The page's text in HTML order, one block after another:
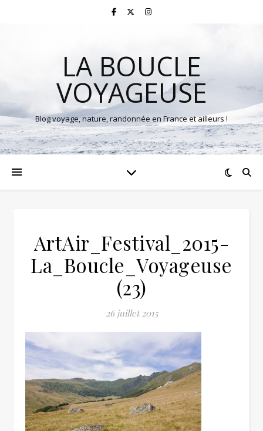
LA BOUCLE
VOYAGEUSE
Blog voyage, nature, randonnée en France et ailleurs !
ArtAir_Festival_2015-
La_Boucle_Voyageuse
(23)
26 juillet 2015